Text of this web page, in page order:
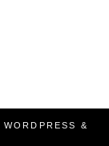
WORDPRESS
&